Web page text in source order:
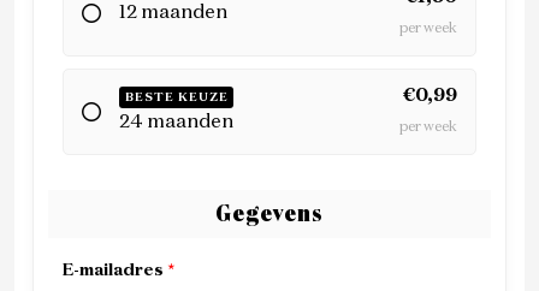
12 maanden
per week
BESTE KEUZE
24 maanden
€0,99
per week
Gegevens
E-mailadres *